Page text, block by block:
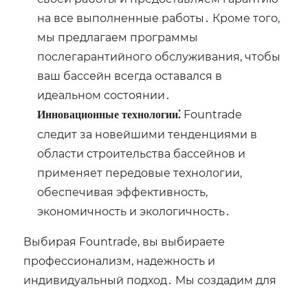
на все выполненные работы․ Кроме того,
мы предлагаем программы
послегарантийного обслуживания, чтобы
ваш бассейн всегда оставался в
идеальном состоянии․
Инновационные технологии⁚ Fountrade
следит за новейшими тенденциями в
области строительства бассейнов и
применяет передовые технологии,
обеспечивая эффективность,
экономичность и экологичность․
Выбирая Fountrade, вы выбираете
профессионализм, надежность и
индивидуальный подход․ Мы создадим для